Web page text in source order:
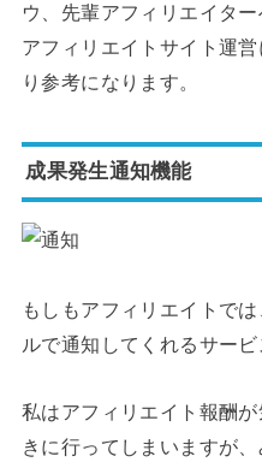
ウ、先輩アフィリエイタ
アフィリエイトサイト運
り参考になります。
成果発生通知機能
もしもアフィリエイトで
ルで通知してくれるサービ
私はアフィリエイト報酬
きに行ってしまいますが